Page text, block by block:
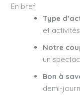
En bref
Type
et
Notre
un
Bon à
demi-